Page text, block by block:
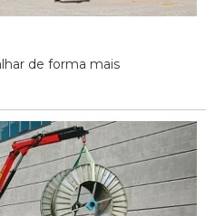
de forma mais